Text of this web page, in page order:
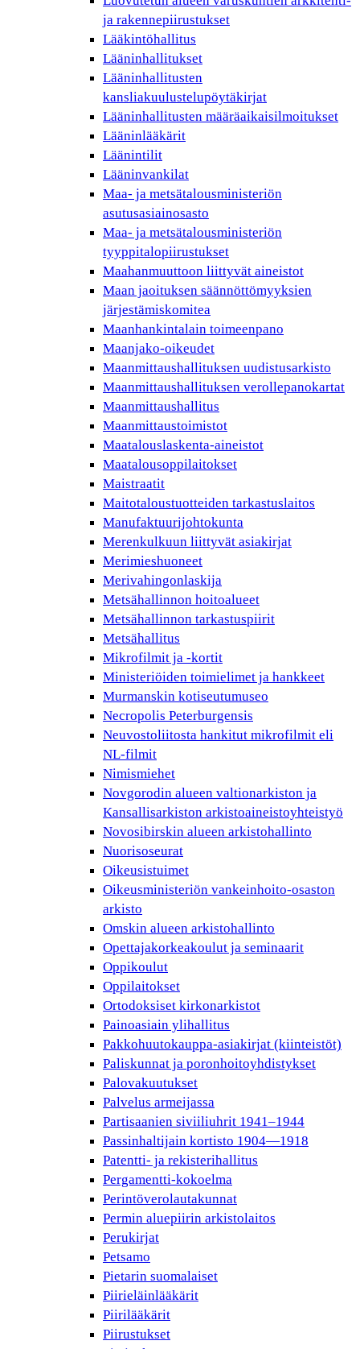
ja rakennepiirustukset
Lääkintöhallitus
Lääninhallitukset
Lääninhallitusten
kansliakuulustelupöytäkirjat
Lääninhallitusten määräaikaisilmoitukset
Lääninlääkärit
Läänintilit
Lääninvankilat
Maa- ja metsätalousministeriön
asutusasiainosasto
Maa- ja metsätalousministeriön
tyyppitalopiirustukset
Maahanmuuttoon liittyvät aineistot
Maan jaoituksen säännöttömyyksien
järjestämiskomitea
Maanhankintalain toimeenpano
Maanjako-oikeudet
Maanmittaushallituksen uudistusarkisto
Maanmittaushallituksen verollepanokartat
Maanmittaushallitus
Maanmittaustoimistot
Maatalouslaskenta-aineistot
Maatalousoppilaitokset
Maistraatit
Maitotaloustuotteiden tarkastuslaitos
Manufaktuurijohtokunta
Merenkulkuun liittyvät asiakirjat
Merimieshuoneet
Merivahingonlaskija
Metsähallinnon hoitoalueet
Metsähallinnon tarkastuspiirit
Metsähallitus
Mikrofilmit ja -kortit
Ministeriöiden toimielimet ja hankkeet
Murmanskin kotiseutumuseo
Necropolis Peterburgensis
Neuvostoliitosta hankitut mikrofilmit eli
NL-filmit
Nimismiehet
Novgorodin alueen valtionarkiston ja
Kansallisarkiston arkistoaineistoyhteistyö
Novosibirskin alueen arkistohallinto
Nuorisoseurat
Oikeusistuimet
Oikeusministeriön vankeinhoito-osaston
arkisto
Omskin alueen arkistohallinto
Opettajakorkeakoulut ja seminaarit
Oppikoulut
Oppilaitokset
Ortodoksiset kirkonarkistot
Painoasiain ylihallitus
Pakkohuutokauppa-asiakirjat (kiinteistöt)
Paliskunnat ja poronhoitoyhdistykset
Palovakuutukset
Palvelus armeijassa
Partisaanien siviiliuhrit 1941–1944
Passinhaltijain kortisto 1904—1918
Patentti- ja rekisterihallitus
Pergamentti-kokoelma
Perintöverolautakunnat
Permin aluepiirin arkistolaitos
Perukirjat
Petsamo
Pietarin suomalaiset
Piirieläinlääkärit
Piirilääkärit
Piirustukset